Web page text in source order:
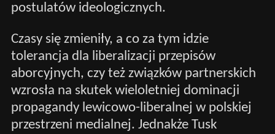
postulatów ideologicznych.
Czasy się zmieniły, a co za tym idzie
tolerancja dla liberalizacji przepisów
aborcyjnych, czy też związków partnerskich
wzrosła na skutek wieloletniej dominacji
propagandy lewicowo-liberalnej w polskiej
przestrzeni medialnej. Jednakże Tusk